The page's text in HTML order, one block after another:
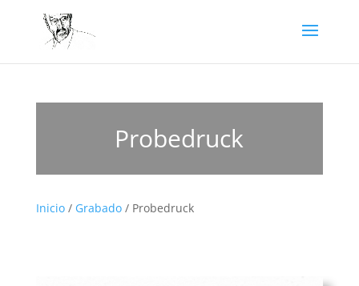
Probedruck
Inicio/ Grabado/ Probedruck